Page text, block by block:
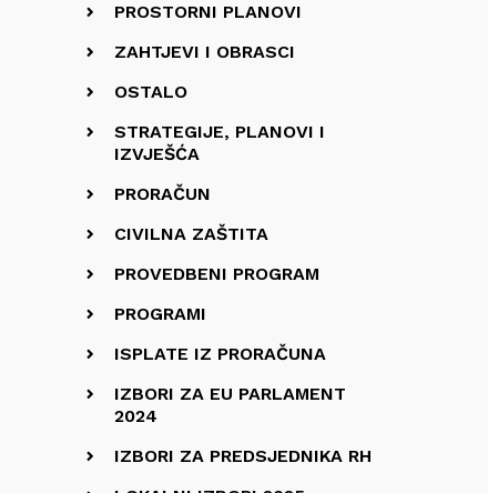
PROSTORNI PLANOVI
ZAHTJEVI I OBRASCI
OSTALO
STRATEGIJE, PLANOVI I
IZVJEŠĆA
PRORAČUN
CIVILNA ZAŠTITA
PROVEDBENI PROGRAM
PROGRAMI
ISPLATE IZ PRORAČUNA
IZBORI ZA EU PARLAMENT
2024
IZBORI ZA PREDSJEDNIKA RH